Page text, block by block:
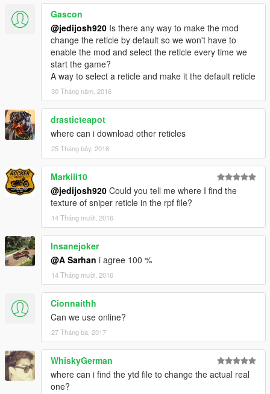
Gascon
@jedijosh920 Is there any way to make the mod
change the reticle by default so we won't have to
enable the mod and select the reticle every time we
start the game?
A way to select a reticle and make it the default reticle
30 Tháng năm, 2016
drasticteapot
where can i download other reticles
25 Tháng bảy, 2016
Markiii10
@jedijosh920 Could you tell me where I find the
texture of sniper reticle in the rpf file?
14 Tháng mười, 2016
Insanejoker
@A Sarhan i agree 100 %
14 Tháng mười, 2016
Cionnaithh
Can we use online?
27 Tháng ba, 2017
WhiskyGerman
where can i find the ytd file to change the actual real
one?